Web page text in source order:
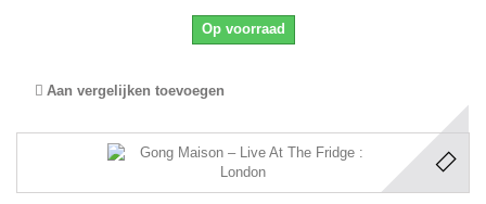
Op voorraad
Aan vergelijken toevoegen